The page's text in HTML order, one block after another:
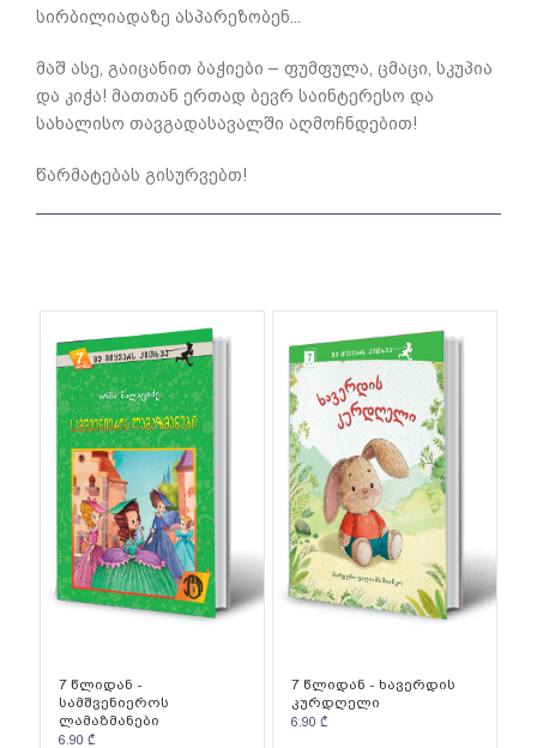
სირბილიადაზე ასპარეზობენ...
მაშ ასე, გაიცანით ბაჭიები – ფუმფულა, ცმაცი, სკუპია
და კიჭა! მათთან ერთად ბევრ საინტერესო და
სახალისო თავგადასავალში აღმოჩნდებით!
წარმატებას გისურვებთ!
7 წლიდან -
სამშვენიეროს
ლამაზმანები
6.90 ₾
7 წლიდან - ხავერდის
კურდღელი
6.90 ₾